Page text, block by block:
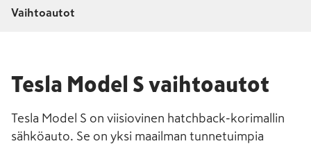
Vaihtoautot
Tesla Model S vaihtoautot
Tesla Model S on viisiovinen hatchback-korimallin
sähköauto. Se on yksi maailman tunnetuimpia